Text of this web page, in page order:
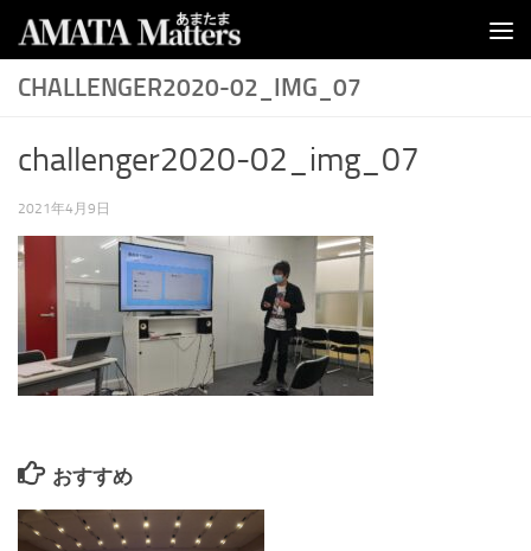
コンテンツへスキップ
CHALLENGER2020-02_IMG_07
challenger2020-02_img_07
2021年4月9日
おすすめ